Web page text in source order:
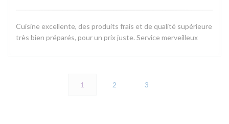
Cuisine excellente, des produits frais et de qualité supérieure
très bien préparés, pour un prix juste. Service merveilleux
1 2 3